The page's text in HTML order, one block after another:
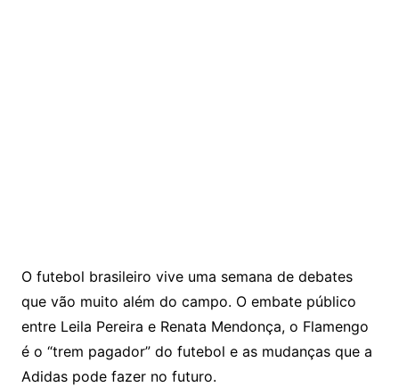
O futebol brasileiro vive uma semana de debates
que vão muito além do campo. O embate público
entre Leila Pereira e Renata Mendonça, o Flamengo
é o “trem pagador” do futebol e as mudanças que a
Adidas pode fazer no futuro.